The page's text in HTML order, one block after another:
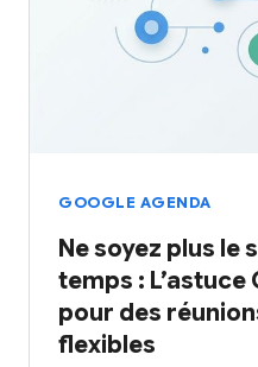
GOOGLE AGENDA
Ne soyez plus le
temps :
pour des
flexibles